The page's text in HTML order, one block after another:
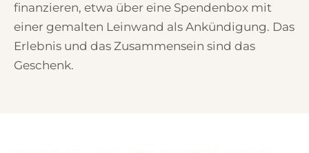
finanzieren, etwa über eine Spendenbox mit
einer gemalten Leinwand als Ankündigung. Das
Erlebnis und das Zusammensein sind das
Geschenk.